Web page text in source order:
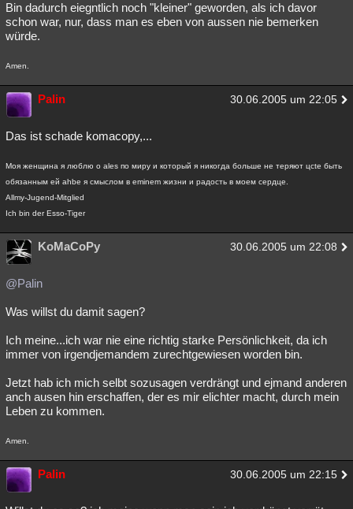
Bin dadurch eiegntlich noch "kleiner" geworden, als ich davor
schon war, nur, dass man es eben von aussen nie bemerken
würde.
Amen.
Palin 30.06.2005 um 22:05
Das ist schade komacopy,...
Моя женщина я люблю о ales по миру и который я никогда больше не теряют цcte быть
обязанным ей ahbe я смыслом в eminem жизни и радость в моем сердце.
Allmy-Jugend-Mitglied
Ich bin der Esso-Tiger
KoMaCoPy 30.06.2005 um 22:08
@Palin
Was willst du damit sagen?
Ich meine...ich war nie eine richtig starke Persönlichkeit, da ich
immer von irgendjemandem zurechtgewiesen worden bin.
Jetzt hab ich mich selbt sozusagen verdrängt und ejmand anderen
anch ausen hin erschaffen, der es mir elichter macht, durch mein
Leben zu kommen.
Amen.
Palin 30.06.2005 um 22:15